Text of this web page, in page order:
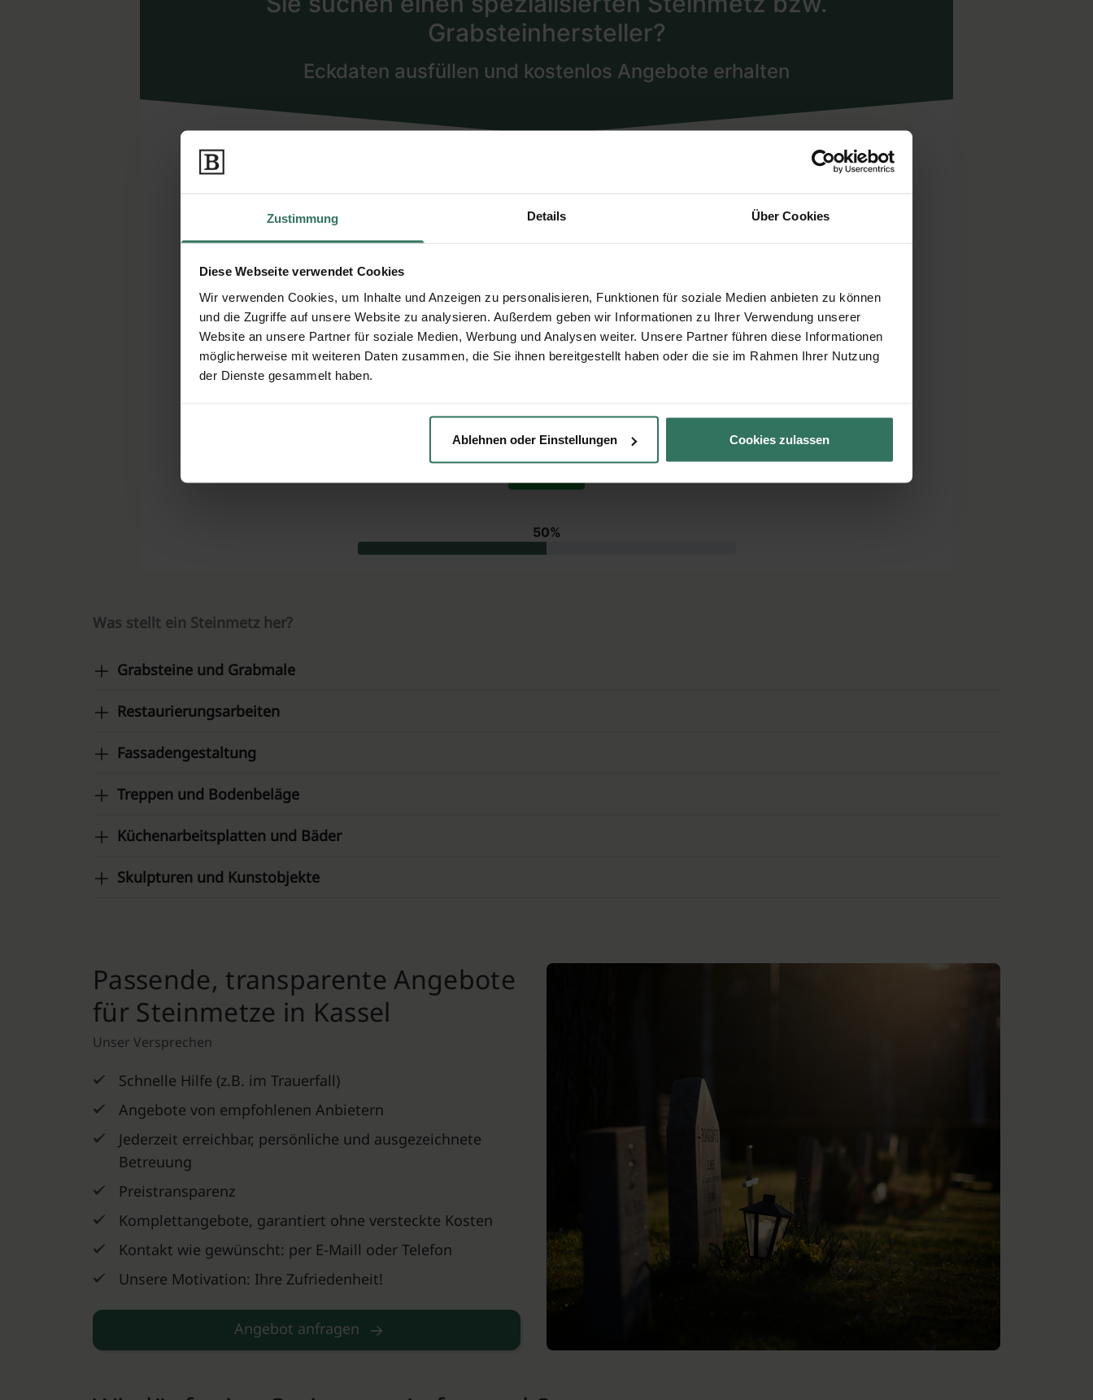
Zustimmung Details Über Cookies
Diese Webseite verwendet Cookies
Wir verwenden Cookies, um Inhalte und Anzeigen zu personalisieren, Funktionen für soziale Medien anbieten zu können
und die Zugriffe auf unsere Website zu analysieren. Außerdem geben wir Informationen zu Ihrer Verwendung unserer
Website an unsere Partner für soziale Medien, Werbung und Analysen weiter. Unsere Partner führen diese Informationen
möglicherweise mit weiteren Daten zusammen, die Sie ihnen bereitgestellt haben oder die sie im Rahmen Ihrer Nutzung
der Dienste gesammelt haben.
Ablehnen oder Einstellungen Cookies zulassen
Was stellt ein Steinmetz her?
Grabsteine und Grabmale
Restaurierungsarbeiten
Fassadengestaltung
Treppen und Bodenbeläge
Küchenarbeitsplatten und Bäder
Skulpturen und Kunstobjekte
Passende, transparente Angebote
für Steinmetze in Kassel⁠
Unser Versprechen
Schnelle Hilfe (z.B. im Trauerfall)
Angebote von empfohlenen Anbietern
Jederzeit erreichbar, persönliche und ausgezeichnete
Betreuung
Preistransparenz
Komplettangebote, garantiert ohne versteckte Kosten
Kontakt wie gewünscht: per E-Maill oder Telefon
Unsere Motivation: Ihre Zufriedenheit!
Angebot anfragen